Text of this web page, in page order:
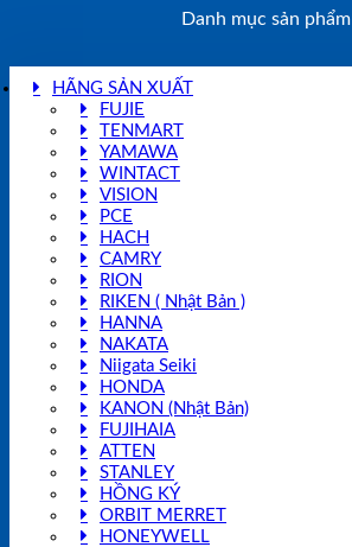
Danh mục sản phẩm
HÃNG SẢN XUẤT
FUJIE
TENMART
YAMAWA
WINTACT
VISION
PCE
HACH
CAMRY
RION
RIKEN ( Nhật Bản )
HANNA
NAKATA
Niigata Seiki
HONDA
KANON (Nhật Bản)
FUJIHAIA
ATTEN
STANLEY
HỒNG KÝ
ORBIT MERRET
HONEYWELL